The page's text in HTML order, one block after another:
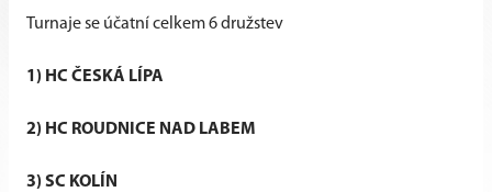
Turnaje se účatní celkem 6 družstev
1) HC ČESKÁ LÍPA
2) HC ROUDNICE NAD LABEM
3) SC KOLÍN